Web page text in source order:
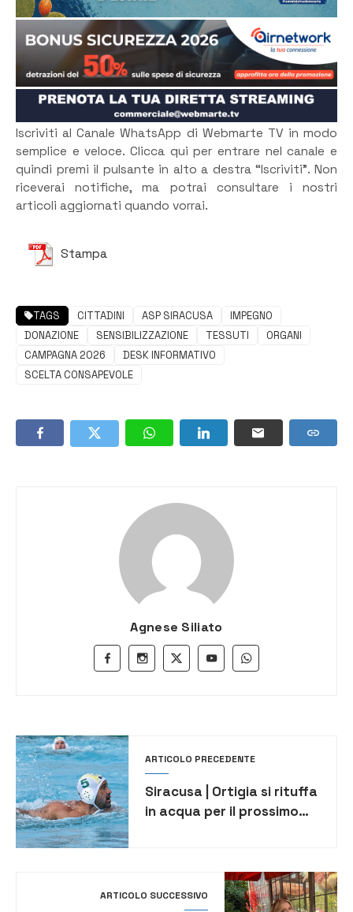
Iscriviti al Canale WhatsApp di Webmarte TV in modo
semplice e veloce. Clicca qui per entrare nel canale e
quindi premi il pulsante in alto a destra “Iscriviti”. Non
riceverai notifiche, ma potrai consultare i nostri
articoli aggiornati quando vorrai.
Stampa
TAGS CITTADINI ASP SIRACUSA
IMPEGNO
DONAZIONE
SENSIBILIZZAZIONE TESSUTI
ORGANI
CAMPAGNA 2026
DESK INFORMATIVO
SCELTA CONSAPEVOLE
Agnese Siliato
ARTICOLO PRECEDENTE
Siracusa | Ortigia si rituffa
in acqua per il prossimo
ARTICOLO SUCCESSIVO